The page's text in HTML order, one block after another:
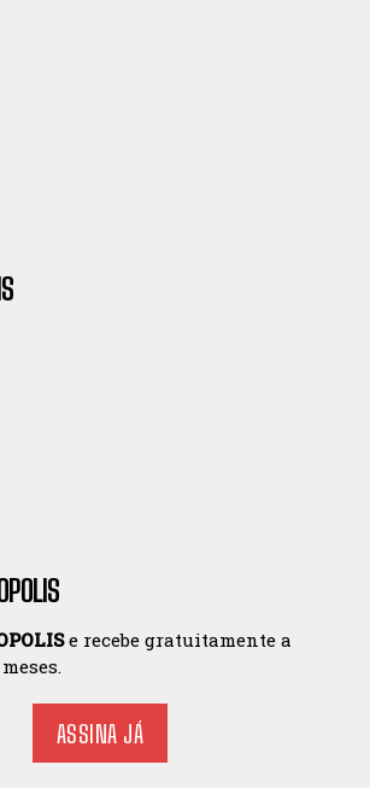
e recebe gratuitamente a
ASSINA JÁ